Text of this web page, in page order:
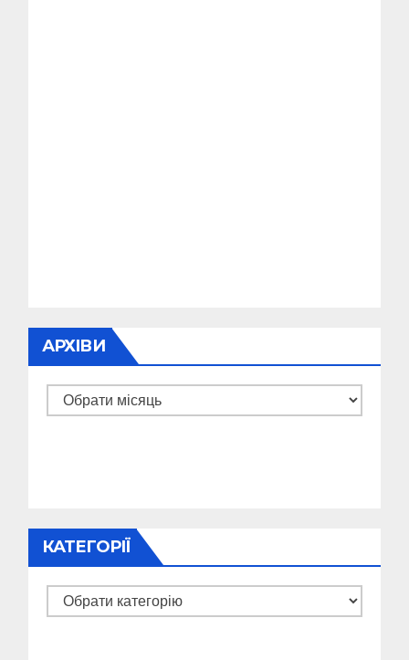
АРХІВИ
Архіви
КАТЕГОРІЇ
Категорії